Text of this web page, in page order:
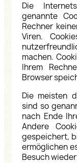
Die
genannte
Rechner
Viren.
machen.
Ihrem
Browser
Die meisten
sind so
nach Ende
Andere
gespeichert,
ermöglichen
Besuch